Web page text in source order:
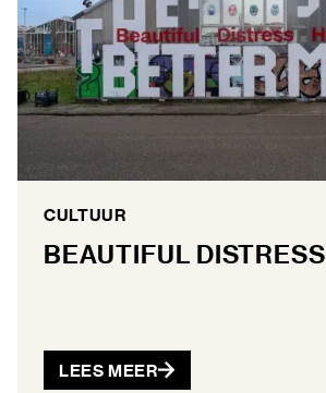
CULTUUR
BEAUTIFUL DISTRESS
LEES MEER